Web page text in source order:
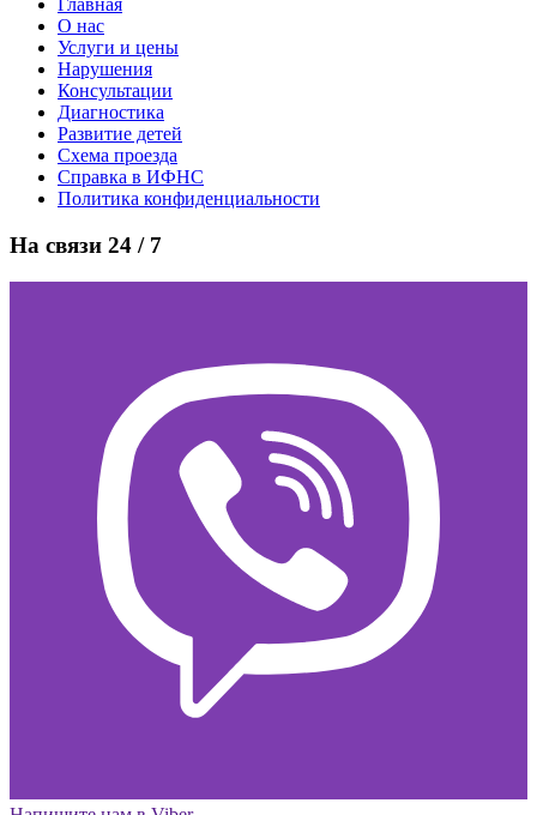
Главная
О нас
Услуги и цены
Нарушения
Консультации
Диагностика
Развитие детей
Схема проезда
Справка в ИФНС
Политика конфиденциальности
На связи 24 / 7